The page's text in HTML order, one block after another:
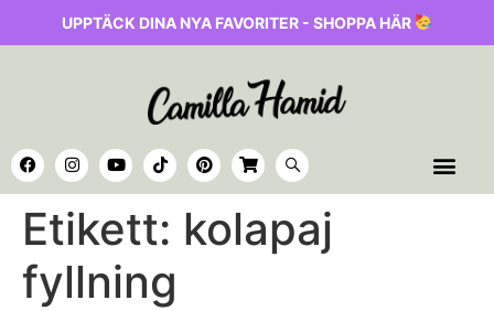
UPPTÄCK DINA NYA FAVORITER - SHOPPA HÄR
Etikett: kolapaj
fyllning